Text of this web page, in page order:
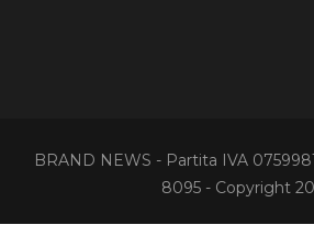
BRAND NEWS - Partita IVA
8095 - Copyright